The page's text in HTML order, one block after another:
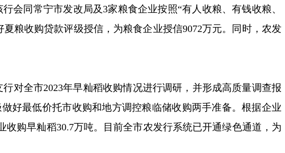
同常宁市发改局及3家粮食企业按照“有人收粮、有钱收粮、
粮收购贷款评级授信，为粮食企业授信9072万元。同时，农发
全市2023年早籼稻收购情况进行调研，并形成高质量调查报
好最低价托市收购和地方调控粮临储收购两手准备。根据企业
购早籼稻30.7万吨。目前全市农发行系统已开通绿色通道，为